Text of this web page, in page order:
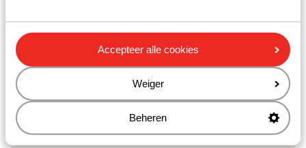
Accepteer alle cookies
Weiger
Beheren
Appartementen & Hotel Dannas Boutique - adults
Appartementen Erietta
Zante Calinica Treehouse Suites with Private
Pool